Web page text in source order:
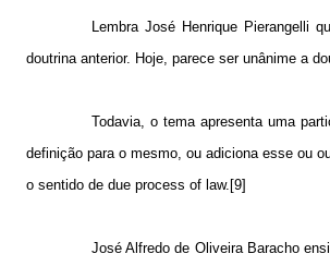
Lembra José Henrique Pierangelli
doutrina anterior. Hoje, parece ser unânime a
Todavia, o tema apresenta uma
definição para o mesmo, ou adiciona esse ou
o sentido de due process of law.[9]
José Alfredo de Oliveira Baracho